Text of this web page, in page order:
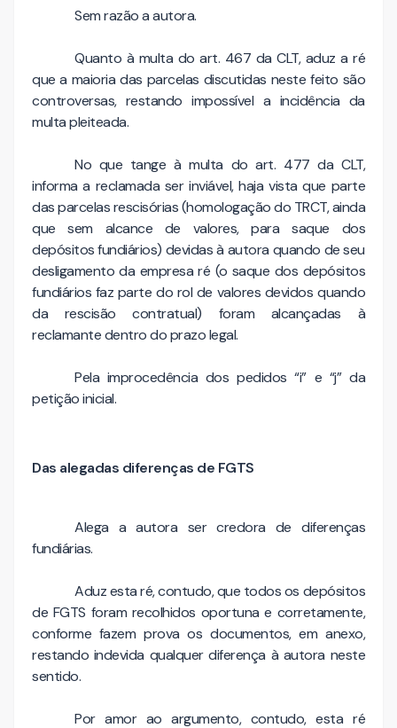
Sem razão a autora.
Quanto à multa do art. 467 da CLT, aduz a ré
que a maioria das parcelas discutidas neste feito são
controversas, restando impossível a incidência da
multa pleiteada.
No que tange à multa do art. 477 da CLT,
informa a reclamada ser inviável, haja vista que parte
das parcelas rescisórias (homologação do TRCT, ainda
que sem alcance de valores, para saque dos
depósitos fundiários) devidas à autora quando de seu
desligamento da empresa ré (o saque dos depósitos
fundiários faz parte do rol de valores devidos quando
da rescisão contratual) foram alcançadas à
reclamante dentro do prazo legal.
Pela improcedência dos pedidos “i” e “j” da
petição inicial.
Das alegadas diferenças de FGTS
Alega a autora ser credora de diferenças
fundiárias.
Aduz esta ré, contudo, que todos os depósitos
de FGTS foram recolhidos oportuna e corretamente,
conforme fazem prova os documentos, em anexo,
restando indevida qualquer diferença à autora neste
sentido.
Por amor ao argumento, contudo, esta ré